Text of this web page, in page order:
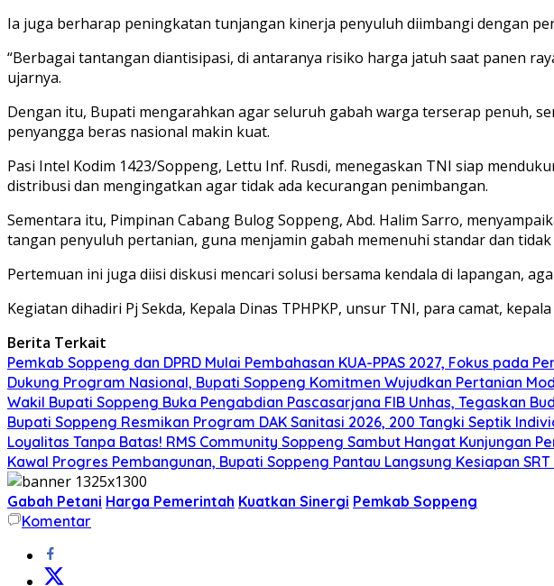
Ia juga berharap peningkatan tunjangan kinerja penyuluh diimbangi dengan
“Berbagai tantangan diantisipasi, di antaranya risiko harga jatuh saat panen
ujarnya.
Dengan itu, Bupati mengarahkan agar seluruh gabah warga terserap penuh,
penyangga beras nasional makin kuat.
Pasi Intel Kodim 1423/Soppeng, Lettu Inf. Rusdi, menegaskan TNI siap
distribusi dan mengingatkan agar tidak ada kecurangan penimbangan.
Sementara itu, Pimpinan Cabang Bulog Soppeng, Abd. Halim Sarro,
tangan penyuluh pertanian, guna menjamin gabah memenuhi standar dan tidak
Pertemuan ini juga diisi diskusi mencari solusi bersama kendala di lapangan,
Kegiatan dihadiri Pj Sekda, Kepala Dinas TPHPKP, unsur TNI, para camat,
Berita Terkait
Pemkab Soppeng dan DPRD Mulai Pembahasan KUA-PPAS 2027, Fokus pada
Dukung Program Nasional, Bupati Soppeng Komitmen Wujudkan Pertanian
Wakil Bupati Soppeng Buka Pengabdian Pascasarjana FIB Unhas, Tegaskan
Bupati Soppeng Resmikan Program DAK Sanitasi 2026, 200 Tangki Septik
Loyalitas Tanpa Batas! RMS Community Soppeng Sambut Hangat Kunjungan
Kawal Progres Pembangunan, Bupati Soppeng Pantau Langsung Kesiapan SRT
Gabah Petani Harga Pemerintah Kuatkan Sinergi Pemkab Soppeng
Komentar